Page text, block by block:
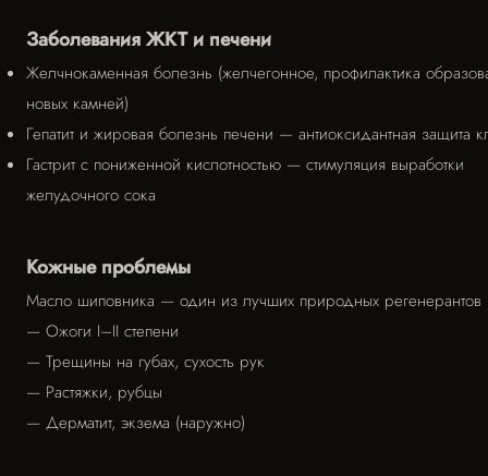
Заболевания ЖКТ и печени
Желчнокаменная болезнь (желчегонное, профилактика
новых камней)
Гепатит и жировая болезнь печени — антиоксидантная защита
Гастрит с пониженной кислотностью — стимуляция выработки
желудочного сока
Кожные проблемы
Масло шиповника — один из лучших природных регенерантов
— Ожоги I–II степени
— Трещины на губах, сухость рук
— Растяжки, рубцы
— Дерматит, экзема (наружно)